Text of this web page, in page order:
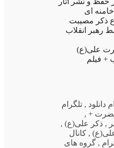
ای
ذکر مصیبت
انقلاب
علی(ع)
+ فیلم
دانلود , تلگرام
+
,
, ذکر علی(ع),
, کانال
, گروه های